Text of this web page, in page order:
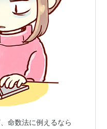
命数法に例えるなら